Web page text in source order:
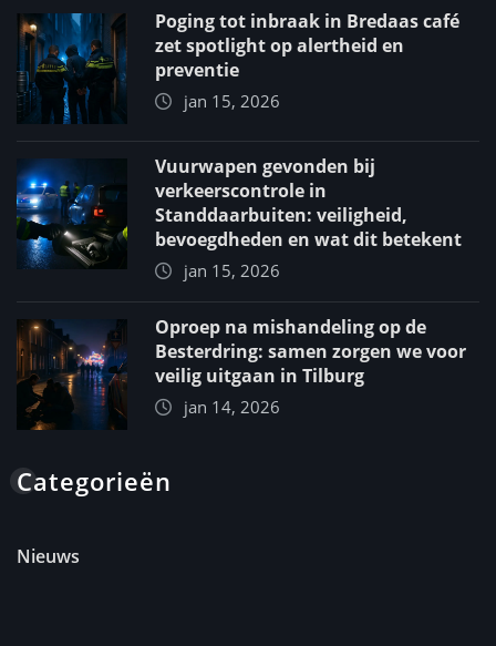
Poging tot inbraak in Bredaas café
zet spotlight op alertheid en
preventie
jan 15, 2026
Vuurwapen gevonden bij
verkeerscontrole in
Standdaarbuiten: veiligheid,
bevoegdheden en wat dit betekent
jan 15, 2026
Oproep na mishandeling op de
Besterdring: samen zorgen we voor
veilig uitgaan in Tilburg
jan 14, 2026
Categorieën
Nieuws